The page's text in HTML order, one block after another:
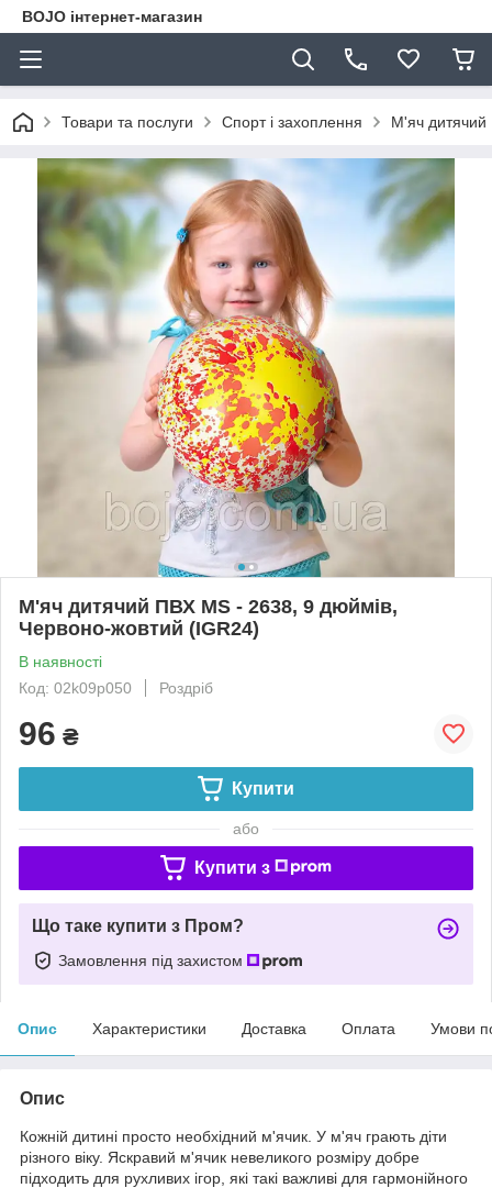
BOJO інтернет-магазин
Товари та послуги Спорт і захоплення М'яч дитячий
М'яч дитячий ПВХ MS - 2638, 9 дюймів,
Червоно-жовтий (IGR24)
В наявності
Код: 02k09p050
Роздріб
96 ₴
Купити
або
Купити з
Що таке купити з Пром?
Замовлення під захистом
Опис Характеристики Доставка Оплата Умови
Опис
Кожній дитині просто необхідний м'ячик. У м'яч грають діти
різного віку. Яскравий м'ячик невеликого розміру добре
підходить для рухливих ігор, які такі важливі для гармонійного